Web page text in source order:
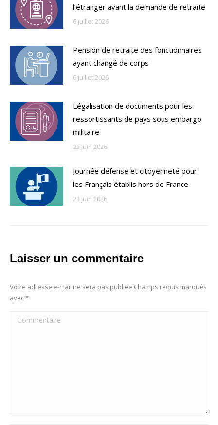
l’étranger avant la demande de retraite
6 juillet 2026
Pension de retraite des fonctionnaires
ayant changé de corps
6 juillet 2026
Légalisation de documents pour les
ressortissants de pays sous embargo
militaire
23 juin 2026
Journée défense et citoyenneté pour
les Français établis hors de France
23 juin 2026
Laisser un commentaire
Votre adresse e-mail ne sera pas publiée Champs requis marqués
avec*
Commentaire